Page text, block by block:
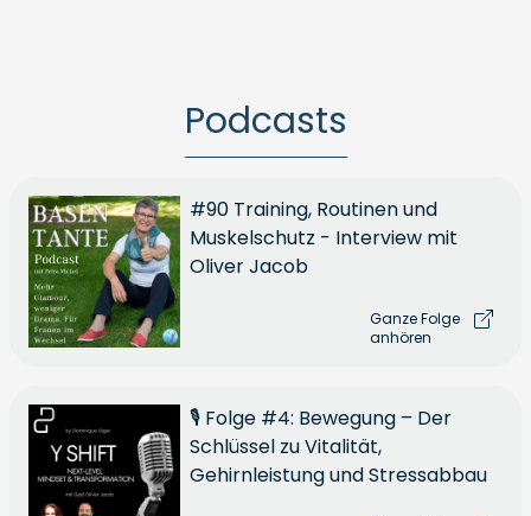
Podcasts
#90 Training, Routinen und
Muskelschutz - Interview mit
Oliver Jacob
Ganze Folge
anhören
🎙 Folge #4: Bewegung – Der
Schlüssel zu Vitalität,
Gehirnleistung und Stressabbau